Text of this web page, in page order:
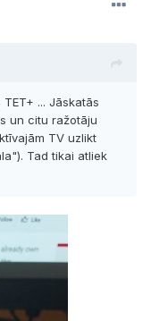
... Jāskatās
un citu ražotāju
TV uzlikt
Tad tikai atliek